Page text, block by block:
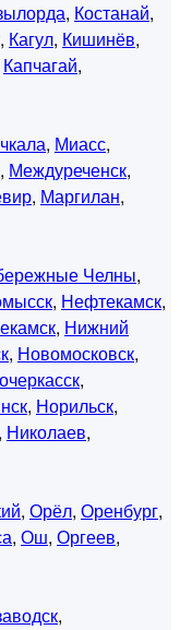
, Костанай,
, Кагул, Кишинёв,
Капчагай,
, Миасс,
, Междуреченск,
, Маргилан,
Челны,
, Нефтекамск,
, Нижний
, Новомосковск,
,
, Норильск,
, Николаев,
, Орёл, Оренбург,
, Ош, Оргеев,
,